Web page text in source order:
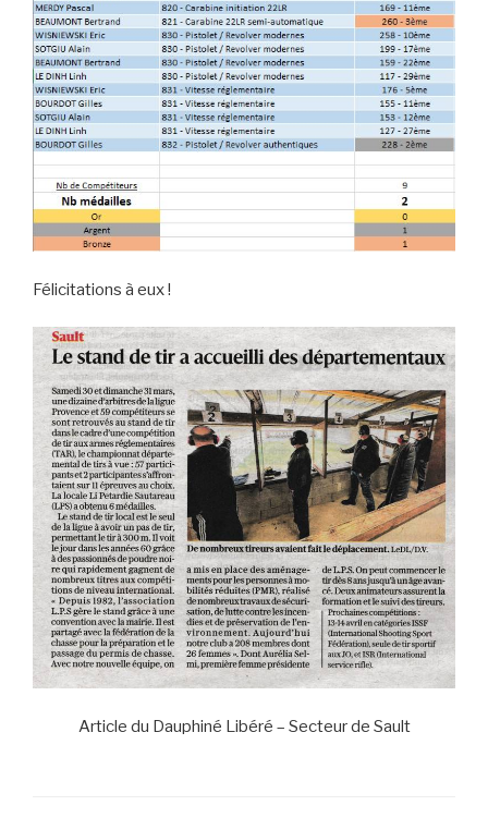
Félicitations à eux !
Article du Dauphiné Libéré – Secteur de Sault